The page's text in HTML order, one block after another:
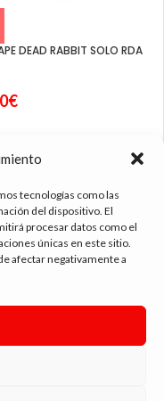
tecnologías como las
del dispositivo. El
procesar datos como el
únicas en este sitio.
afectar negativamente a
DEAD RABBIT SOLO RDA
€